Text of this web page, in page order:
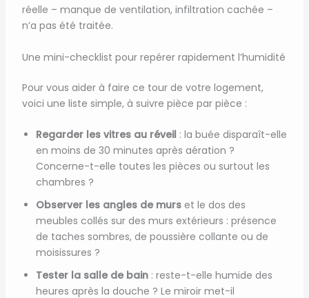
réelle – manque de ventilation, infiltration cachée –
n’a pas été traitée.
Une mini-checklist pour repérer rapidement l’humidité
Pour vous aider à faire ce tour de votre logement,
voici une liste simple, à suivre pièce par pièce :
Regarder les vitres au réveil: la buée disparaît-elle
en moins de 30 minutes après aération ?
Concerne-t-elle toutes les pièces ou surtout les
chambres ?
Observer les angles de murset le dos des
meubles collés sur des murs extérieurs : présence
de taches sombres, de poussière collante ou de
moisissures ?
Tester la salle de bain: reste-t-elle humide des
heures après la douche ? Le miroir met-il